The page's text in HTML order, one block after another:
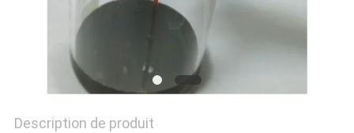
POLITIQUE
CONFIDENTIALITÉ
Description de produit